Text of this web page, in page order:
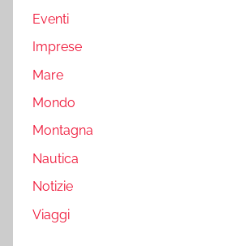
Eventi
Imprese
Mare
Mondo
Montagna
Nautica
Notizie
Viaggi